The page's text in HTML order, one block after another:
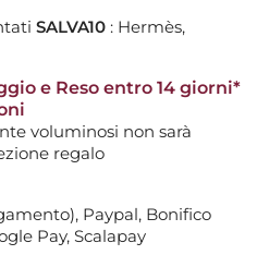
SALVA10 : Hermès,
e Reso entro 14 giorni*
voluminosi non sarà
regalo
Paypal, Bonifico
Pay, Scalapay